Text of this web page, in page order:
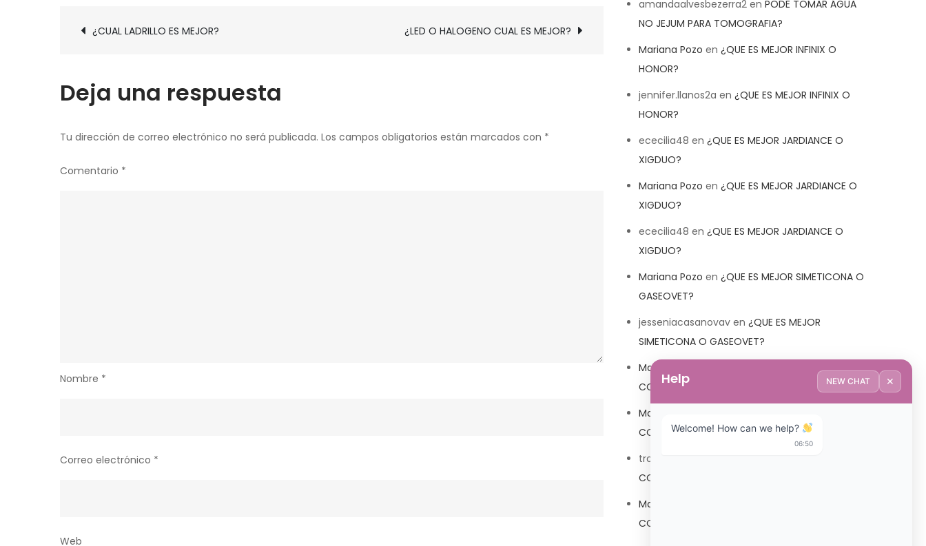
ENTRA
Navegación
¿CUAL LADRILLO ES MEJOR? ¿LED O HALOGENO CUAL ES MEJOR?
Deja una respuesta
Tu dirección de correo electrónico no será publicada. Los campos obligatorios están marcados con *
Comentario *
Nombre *
Correo electrónico *
Web
amandaalvesbezerra2 en PODE TOMAR ÁGUA
NO JEJUM PARA TOMOGRAFIA?
Mariana Pozo en ¿QUE ES MEJOR INFINIX O
HONOR?
jennifer.llanos2a en ¿QUE ES MEJOR INFINIX O
HONOR?
ececilia48 en ¿QUE ES MEJOR JARDIANCE O
XIGDUO?
Mariana Pozo en ¿QUE ES MEJOR JARDIANCE O
XIGDUO?
ececilia48 en ¿QUE ES MEJOR JARDIANCE O
XIGDUO?
Mariana Pozo en ¿QUE ES MEJOR SIMETICONA O
GASEOVET?
jesseniacasanovav en ¿QUE ES MEJOR
SIMETICONA O GASEOVET?
Mariana Pozo
¿QUE ES MEJOR TRIBEDOCE
COMPUESTO O TRIBEDOCE DX?
Mariana Pozo
COMPUESTO O TRIBEDOCE DX?
trolls_pipis
COMPUESTO O TRIBEDOCE DX?
Mariana Pozo
COMPUESTO O TRIBEDOCE DX?
Help NEW CHAT ✕
Welcome! How can we help?
06:50